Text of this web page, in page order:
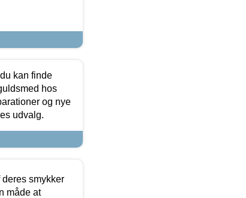
kan finde
hos
og nye
udvalg.
smykker
måde at